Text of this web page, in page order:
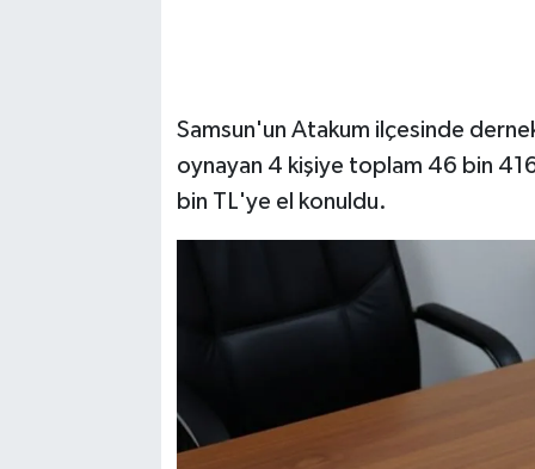
Samsun'un Atakum ilçesinde
oynayan 4 kişiye toplam 46 bin
bin TL'ye el konuldu.